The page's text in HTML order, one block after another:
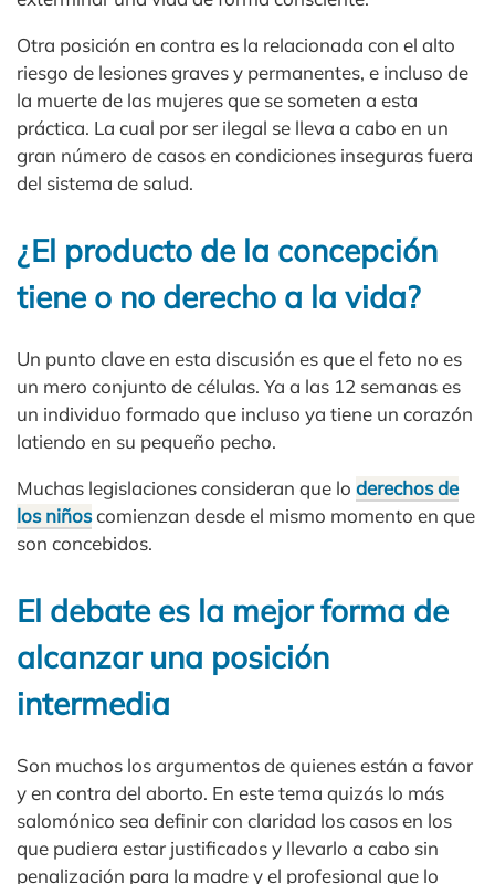
Otra posición en contra es la relacionada con el alto
riesgo de lesiones graves y permanentes, e incluso de
la muerte de las mujeres que se someten a esta
práctica. La cual por ser ilegal se lleva a cabo en un
gran número de casos en condiciones inseguras fuera
del sistema de salud.
¿El producto de la concepción
tiene o no derecho a la vida?
Un punto clave en esta discusión es que el feto no es
un mero conjunto de células. Ya a las 12 semanas es
un individuo formado que incluso ya tiene un corazón
latiendo en su pequeño pecho.
Muchas legislaciones consideran que lo derechos de
los niñoscomienzan desde el mismo momento en que
son concebidos.
El debate es la mejor forma de
alcanzar una posición
intermedia
Son muchos los argumentos de quienes están a favor
y en contra del aborto. En este tema quizás lo más
salomónico sea definir con claridad los casos en los
que pudiera estar justificados y llevarlo a cabo sin
penalización para la madre y el profesional que lo